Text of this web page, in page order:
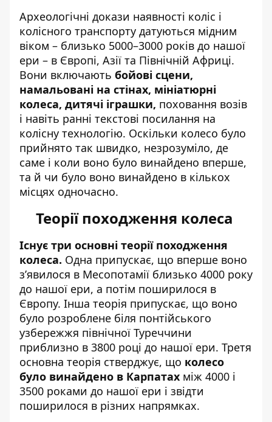
Археологічні докази наявності коліс і
колісного транспорту датуються мідним
віком – близько 5000–3000 років до нашої
ери – в Європі, Азії та Північній Африці.
Вони включають бойові сцени,
намальовані на стінах, мініатюрні
колеса, дитячі іграшки, поховання возів
і навіть ранні текстові посилання на
колісну технологію. Оскільки колесо було
прийнято так швидко, незрозуміло, де
саме і коли воно було винайдено вперше,
та й чи було воно винайдено в кількох
місцях одночасно.
Теорії походження колеса
Існує три основні теорії походження
колеса. Одна припускає, що вперше воно
з’явилося в Месопотамії близько 4000 року
до нашої ери, а потім поширилося в
Європу. Інша теорія припускає, що воно
було розроблене біля понтійського
узбережжя північної Туреччини
приблизно в 3800 році до нашої ери. Третя
основна теорія стверджує, що колесо
було винайдено в Карпатах між 4000 і
3500 роками до нашої ери і звідти
поширилося в різних напрямках.